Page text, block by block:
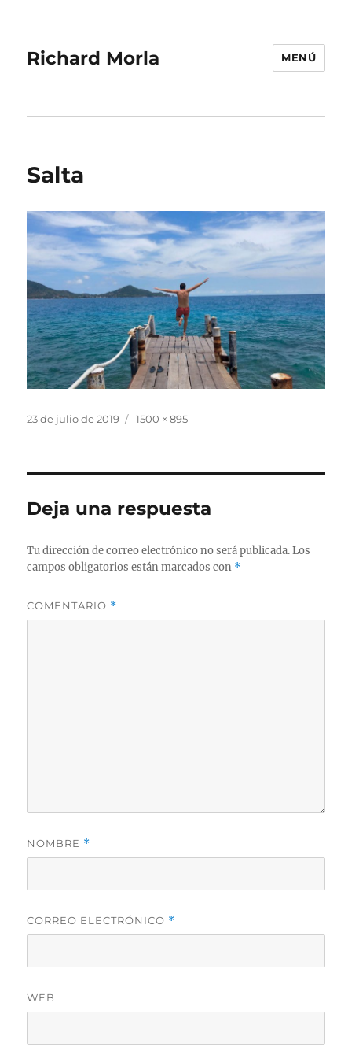
Richard Morla MENÚ
Salta
Publicado
23 de julio de 2019
Tamaño
1500 × 895
Deja una respuesta
Tu dirección de correo electrónico no será publicada. Los
campos obligatorios están marcados con *
COMENTARIO *
NOMBRE *
CORREO ELECTRÓNICO *
WEB